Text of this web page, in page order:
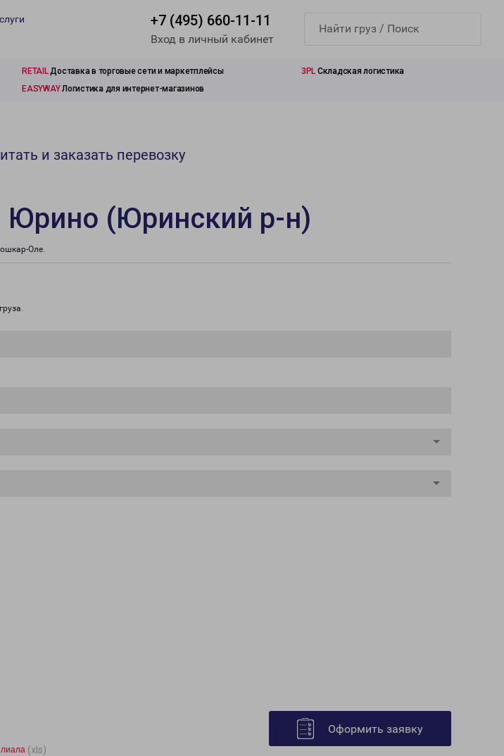
+7 (495) 660-11-11
Вход в личный кабинет
RETAILДоставка в торговые сети и маркетплейсы 3PL Складская логистика
EASYWAYЛогистика для интернет-магазинов
и заказать перевозку
Юрино (Юринский р-н)
Оле.
(xls)
Оформить заявку